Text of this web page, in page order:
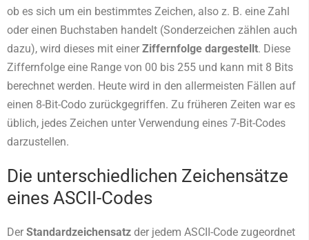
ob es sich um ein bestimmtes Zeichen, also z. B. eine Zahl
oder einen Buchstaben handelt (Sonderzeichen zählen auch
dazu), wird dieses mit einer Ziffernfolge dargestellt. Diese
Ziffernfolge eine Range von 00 bis 255 und kann mit 8 Bits
berechnet werden. Heute wird in den allermeisten Fällen auf
einen 8-Bit-Codo zurückgegriffen. Zu früheren Zeiten war es
üblich, jedes Zeichen unter Verwendung eines 7-Bit-Codes
darzustellen.
Die unterschiedlichen Zeichensätze
eines ASCII-Codes
Der Standardzeichensatz der jedem ASCII-Code zugeordnet